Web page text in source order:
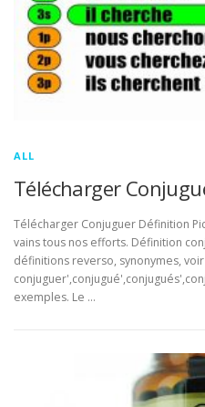
ALL
Télécharger
Télécharger Conjuguer Définition
vains tous nos efforts. Définition
définitions reverso, synonymes,
exemples. Le …